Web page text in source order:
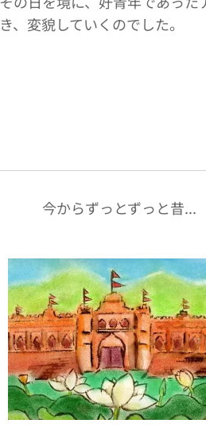
き、変貌していくのでした。
今からずっとずっと昔...